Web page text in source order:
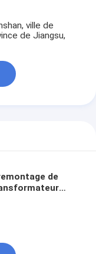
ville de
de Jiangsu,
de